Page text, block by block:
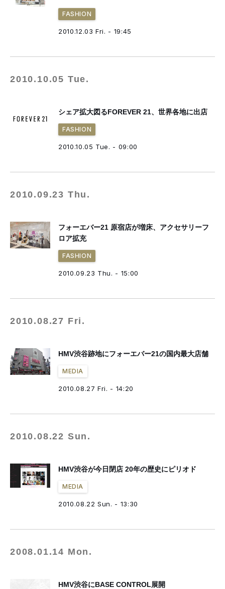
FASHION
2010.12.03 Fri. - 19:45
2010.10.05 Tue.
シェア拡大図るFOREVER 21、世界各地に出店
FASHION
2010.10.05 Tue. - 09:00
2010.09.23 Thu.
フォーエバー21 原宿店が増床、アクセサリーフ
ロア拡充
FASHION
2010.09.23 Thu. - 15:00
2010.08.27 Fri.
HMV渋谷跡地にフォーエバー21の国内最大店舗
MEDIA
2010.08.27 Fri. - 14:20
2010.08.22 Sun.
HMV渋谷が今日閉店 20年の歴史にピリオド
MEDIA
2010.08.22 Sun. - 13:30
2008.01.14 Mon.
HMV渋谷にBASE CONTROL展開